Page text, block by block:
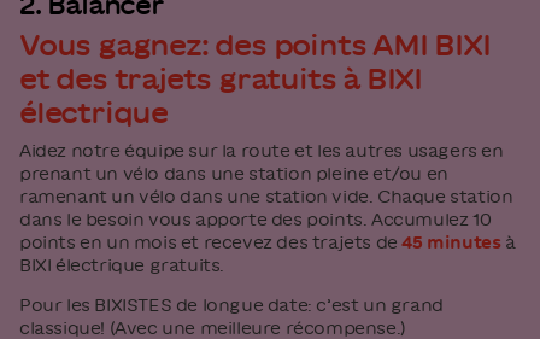
Vous gagnez: des points AMI BIXI
et des trajets gratuits à BIXI
électrique
Aidez notre équipe sur la route et les autres usagers en
prenant un vélo dans une station pleine et/ou en
ramenant un vélo dans une station vide. Chaque station
dans le besoin vous apporte des points. Accumulez 10
points en un mois et recevez des trajets de45 minutesà
BIXI électrique gratuits.
Pour les BIXISTES de longue date: c’est un grand
classique! (Avec une meilleure récompense.)